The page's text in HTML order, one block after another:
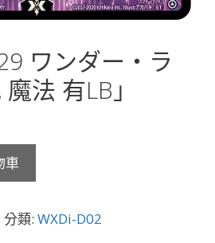
ワンダー・ラ
法 有LB」
車
分類: WXDi-D02